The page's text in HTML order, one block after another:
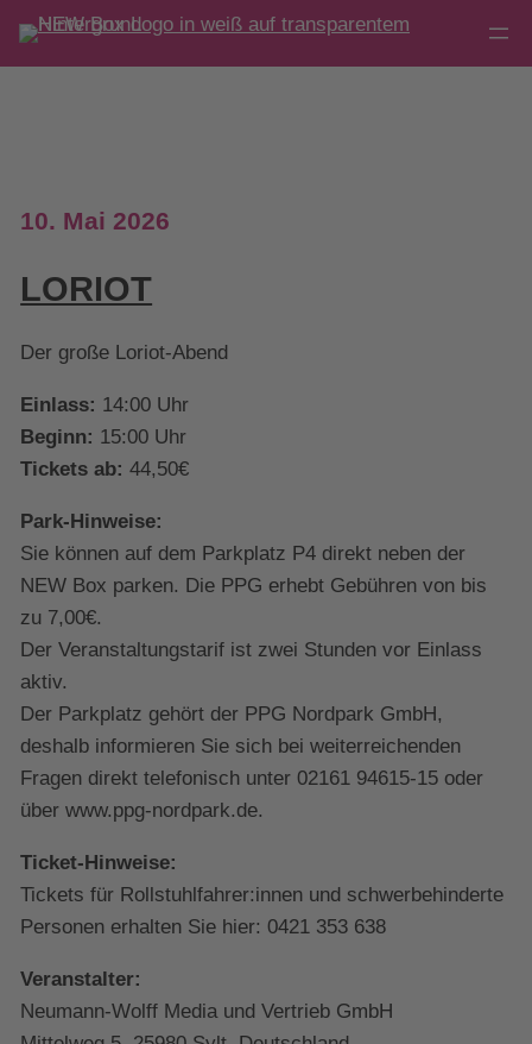
Direkt
zum
10. Mai 2026
LORIOT
Der große Loriot-Abend
Einlass: 14:00 Uhr
Beginn: 15:00 Uhr
Tickets ab: 44,50€
Park-Hinweise:
Sie können auf dem Parkplatz P4 direkt neben der
NEW Box parken. Die PPG erhebt Gebühren von bis
zu 7,00€.
Der Veranstaltungstarif ist zwei Stunden vor Einlass
aktiv.
Der Parkplatz gehört der PPG Nordpark GmbH,
deshalb informieren Sie sich bei weiterreichenden
Fragen direkt telefonisch unter 02161 94615-15 oder
über www.ppg-nordpark.de.
Ticket-Hinweise:
Tickets für Rollstuhlfahrer:innen und schwerbehinderte
Personen erhalten Sie hier: 0421 353 638
Veranstalter:
Neumann-Wolff Media und Vertrieb GmbH